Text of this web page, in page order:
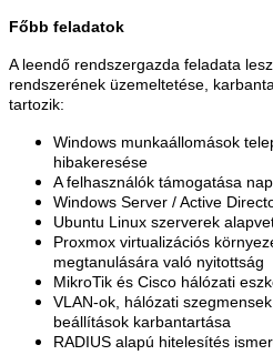
Főbb feladatok
A leendő rendszergazda feladata
rendszerének üzemeltetése,
tartozik:
Windows munkaállomások
hibakeresése
A felhasználók támogatása
Windows Server / Active
Ubuntu Linux szerverek
Proxmox virtualizációs
megtanulására való nyitottság
MikroTik és Cisco hálózati
VLAN-ok, hálózati
beállítások karbantartása
RADIUS alapú hitelesítés